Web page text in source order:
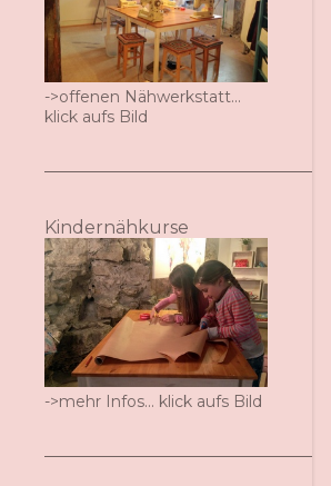
->offenen Nähwerkstatt...
klick aufs Bild
Kindernähkurse
->mehr Infos... klick aufs Bild